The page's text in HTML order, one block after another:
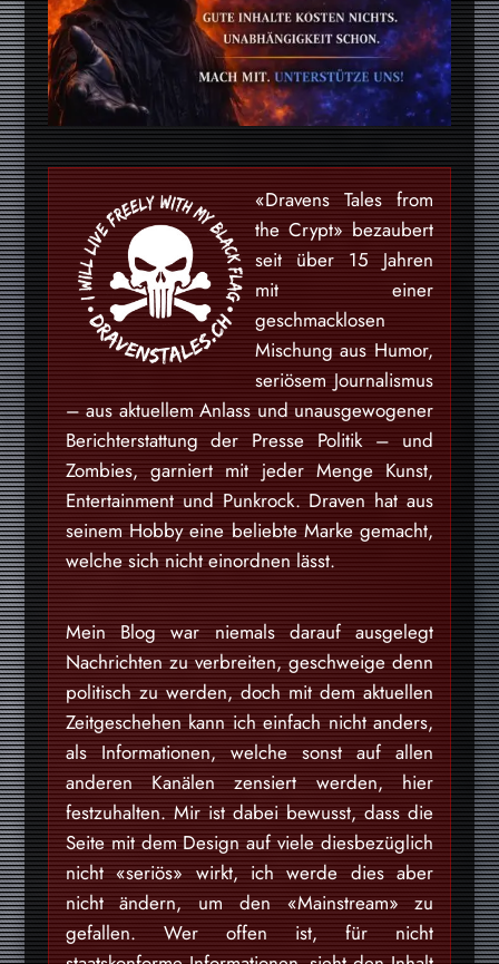
«Dravens Tales from
the Crypt» bezaubert
seit über 15 Jahren
mit einer
geschmacklosen
Mischung aus Humor,
seriösem Journalismus
– aus aktuellem Anlass und unausgewogener
Berichterstattung der Presse Politik – und
Zombies, garniert mit jeder Menge Kunst,
Entertainment und Punkrock. Draven hat aus
seinem Hobby eine beliebte Marke gemacht,
welche sich nicht einordnen lässt.
Mein Blog war niemals darauf ausgelegt
Nachrichten zu verbreiten, geschweige denn
politisch zu werden, doch mit dem aktuellen
Zeitgeschehen kann ich einfach nicht anders,
als Informationen, welche sonst auf allen
anderen Kanälen zensiert werden, hier
festzuhalten. Mir ist dabei bewusst, dass die
Seite mit dem Design auf viele diesbezüglich
nicht «seriös» wirkt, ich werde dies aber
nicht ändern, um den «Mainstream» zu
gefallen. Wer offen ist, für nicht